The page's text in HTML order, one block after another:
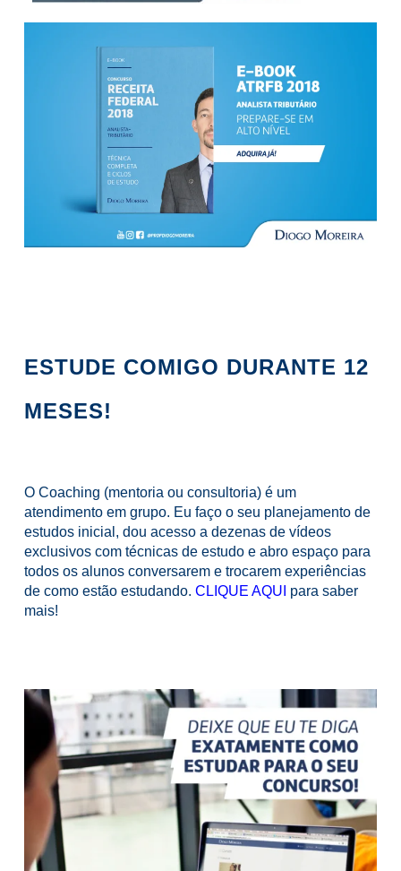
ESTUDE COMIGO DURANTE 12
MESES!
O Coaching (mentoria ou consultoria) é um
atendimento em grupo. Eu faço o seu planejamento de
estudos inicial, dou acesso a dezenas de vídeos
exclusivos com técnicas de estudo e abro espaço para
todos os alunos conversarem e trocarem experiências
de como estão estudando. CLIQUE AQUI para saber
mais!